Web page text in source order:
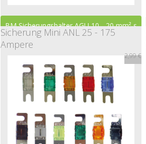
BM Sicherungshalter AGU 10 - 20 mm² s
14,98 €
Sicherung Mini ANL 25 - 175
Ampere
2,99 €